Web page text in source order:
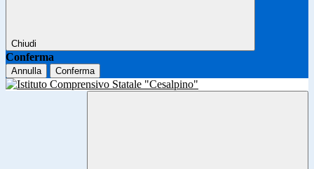
Chiudi
Conferma
Annulla Conferma